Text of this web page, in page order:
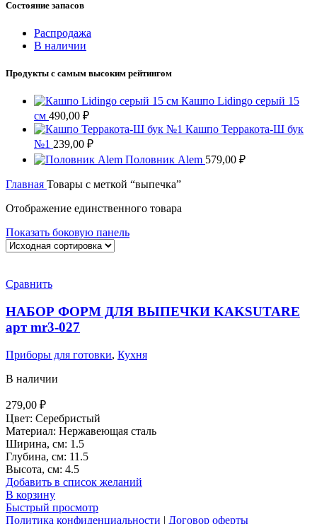
Состояние запасов
Распродажа
В наличии
Продукты с самым высоким рейтингом
Кашпо Lidingo серый 15
см 490,00 ₽
Кашпо Терракота-Ш бук
№1 239,00 ₽
Половник Alem 579,00 ₽
Главная Товары с меткой “выпечка”
Отображение единственного товара
Показать боковую панель
Сравнить
НАБОР ФОРМ ДЛЯ ВЫПЕЧКИ KAKSUTARE
арт mr3-027
Приборы для готовки, Кухня
В наличии
279,00 ₽
Цвет: Серебристый
Материал: Нержавеющая сталь
Ширина, см: 1.5
Глубина, см: 11.5
Высота, см: 4.5
Добавить в список желаний
В корзину
Быстрый просмотр
Политика конфиденциальности | Договор оферты